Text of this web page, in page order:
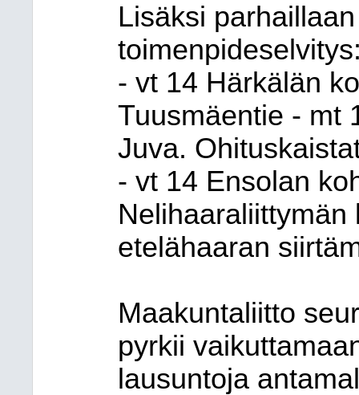
Lisäksi
- vt 14 Härkälän
Tuusmäentie - mt
Juva.
- vt 14 Ensolan
etelähaaran
Maakuntaliitto
pyrkii
lausuntoja